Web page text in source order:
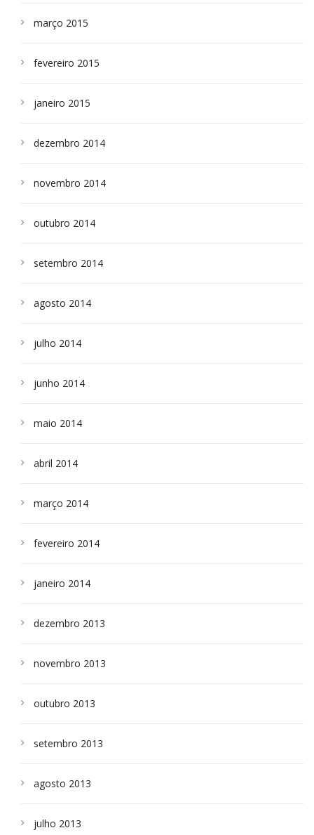
março 2015
fevereiro 2015
janeiro 2015
dezembro 2014
novembro 2014
outubro 2014
setembro 2014
agosto 2014
julho 2014
junho 2014
maio 2014
abril 2014
março 2014
fevereiro 2014
janeiro 2014
dezembro 2013
novembro 2013
outubro 2013
setembro 2013
agosto 2013
julho 2013